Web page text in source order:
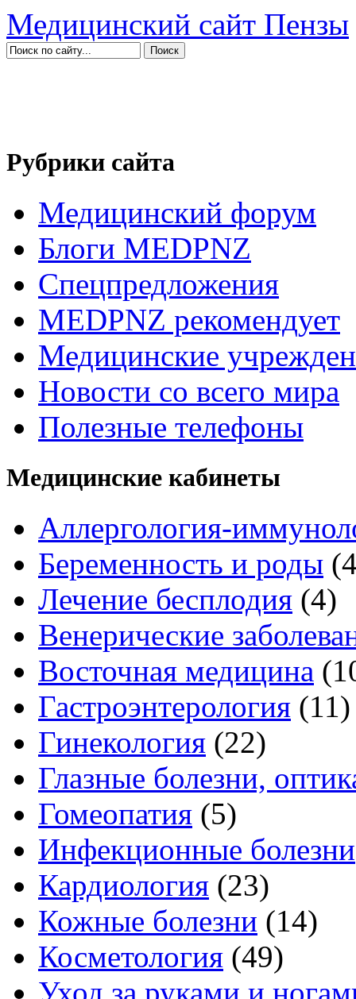
Медицинский сайт Пензы
Рубрики сайта
Медицинский форум
Блоги MEDPNZ
Спецпредложения
MEDPNZ рекомендует
Медицинские
Новости со всего мира
Полезные телефоны
Медицинские кабинеты
Аллергология-
Беременность и роды
Лечение бесплодия (4)
Венерические
Восточная медицина
Гастроэнтерология (11)
Гинекология (22)
Глазные болезни,
Гомеопатия (5)
Инфекционные болезни
Кардиология (23)
Кожные болезни (14)
Косметология (49)
Уход за руками и